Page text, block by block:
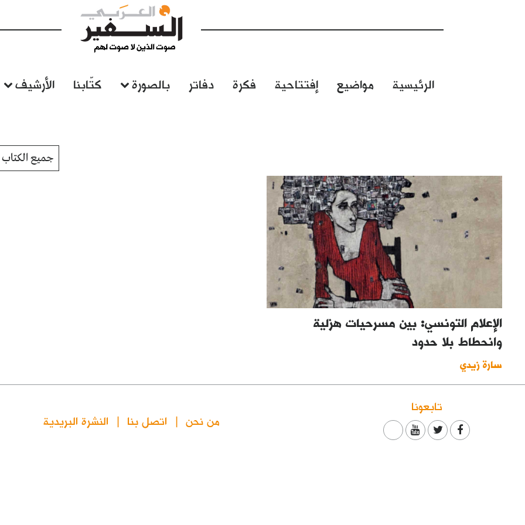
الرئيسية مواضيع إفتتاحية فكرة دفاتر بالصورة كتّابنا الأرشيف
جميع الكتاب
الإعلام التونسي: بين مسرحيات هزلية
وانحطاط بلا حدود
سارة زيدي
تابعونا
من نحن
اتصل بنا النشرة البريدية